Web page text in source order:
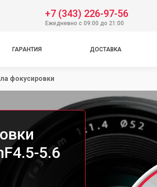
+7 (343) 226-97-56
Ежедневно с 09:00 до 21:00
ГАРАНТИЯ ДОСТАВКА
фокусировки
5.6